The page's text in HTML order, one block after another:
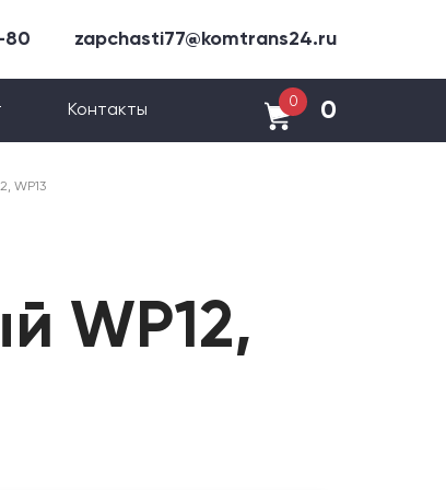
80 zapchasti77@komtrans24.ru
Контакты
0 0
WP13
WP12,